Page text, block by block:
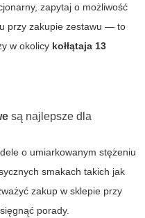
zapytaj o możliwość
przy zakupie zestawu — to
w okolicy kołłątaja 13
są najlepsze dla
o umiarkowanym stężeniu
smakach takich jak
zakup w sklepie przy
porady.